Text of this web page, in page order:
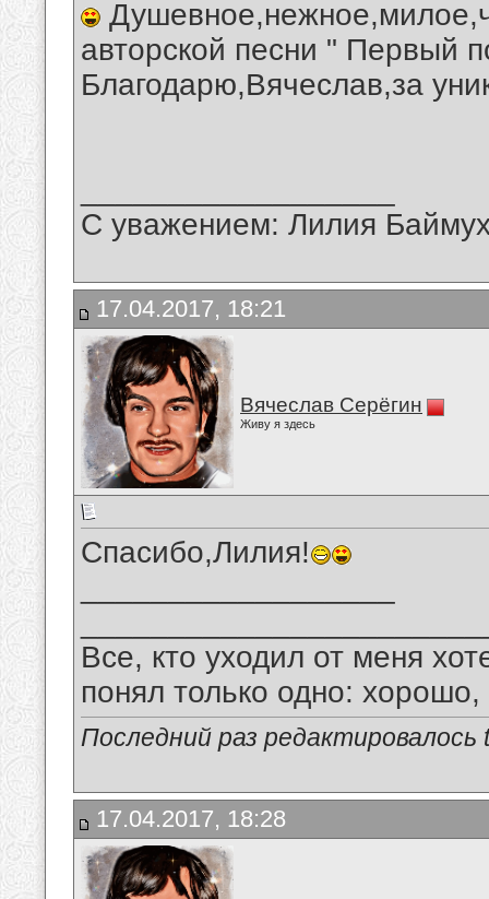
авторской песни " Первый
Благодарю,Вячеслав,за
С уважением: Лилия
17.04.2017, 18:21
Вячеслав Серёгин
Живу я здесь
Спасибо,Лилия!
Все, кто уходил от меня
понял только одно:
Последний раз
17.04.2017, 18:28